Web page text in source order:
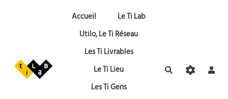
Aller au contenu principal
Accueil
Le Ti Lab
Utilo, Le Ti Réseau
Les Ti Livrables
Le Ti Lieu
Les Ti Gens
Rechercher